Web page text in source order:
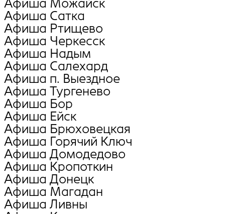
Афиша Можайск
Афиша Сатка
Афиша Ртищево
Афиша Черкесск
Афиша Надым
Афиша Салехард
Афиша п. Выездное
Афиша Тургенево
Афиша Бор
Афиша Ейск
Афиша Брюховецкая
Афиша Горячий Ключ
Афиша Домодедово
Афиша Кропоткин
Афиша Донецк
Афиша Магадан
Афиша Ливны